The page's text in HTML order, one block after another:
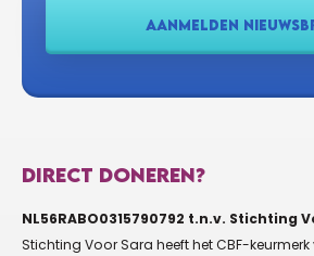
AANMELDEN
DIRECT DONEREN?
NL56RABO0315790792 t.n.v. Stichting
Stichting Voor Sara heeft het CBF-